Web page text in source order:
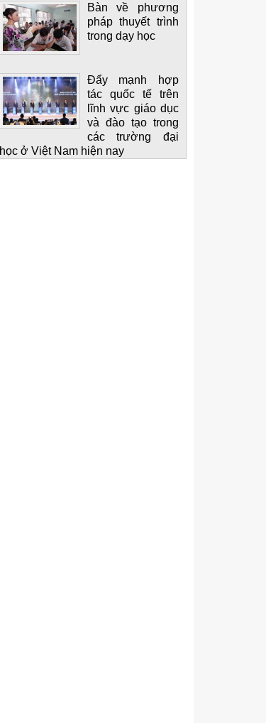
Bàn về phương
pháp thuyết trình
trong dạy học
Đẩy mạnh hợp
tác quốc tế trên
lĩnh vực giáo dục
và đào tạo trong
các trường đại
học ở Việt Nam hiện nay